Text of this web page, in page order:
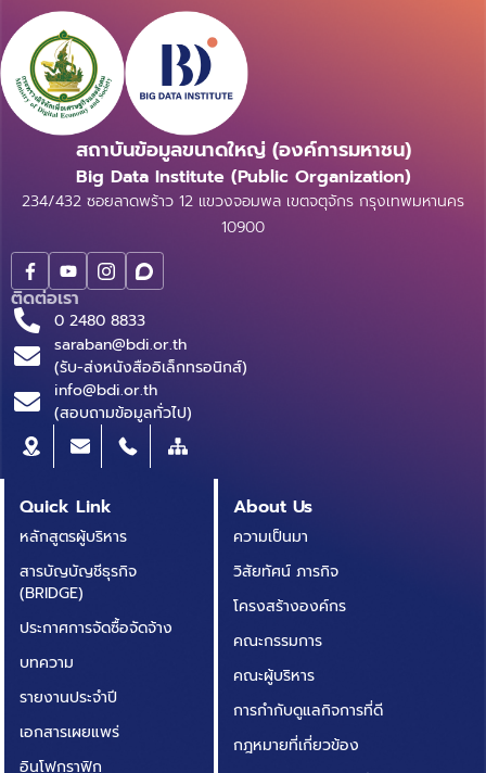
สถาบันข้อมูลขนาดใหญ่ (องค์การมหาชน)
Big Data Institute (Public Organization)
234/432 ซอยลาดพร้าว 12 แขวงจอมพล เขตจตุจักร กรุงเทพมหานคร
10900
ติดต่อเรา
0 2480 8833
saraban@bdi.or.th
(รับ-ส่งหนังสืออิเล็กทรอนิกส์)
info@bdi.or.th
(สอบถามข้อมูลทั่วไป)
Quick Link
หลักสูตรผู้บริหาร
สารบัญบัญชีธุรกิจ
(BRIDGE)
ประกาศการจัดซื้อจัดจ้าง
บทความ
รายงานประจำปี
เอกสารเผยแพร่
อินโฟกราฟิก
About Us
ความเป็นมา
วิสัยทัศน์ ภารกิจ
โครงสร้างองค์กร
คณะกรรมการ
คณะผู้บริหาร
การกำกับดูแลกิจการที่ดี
กฎหมายที่เกี่ยวข้อง